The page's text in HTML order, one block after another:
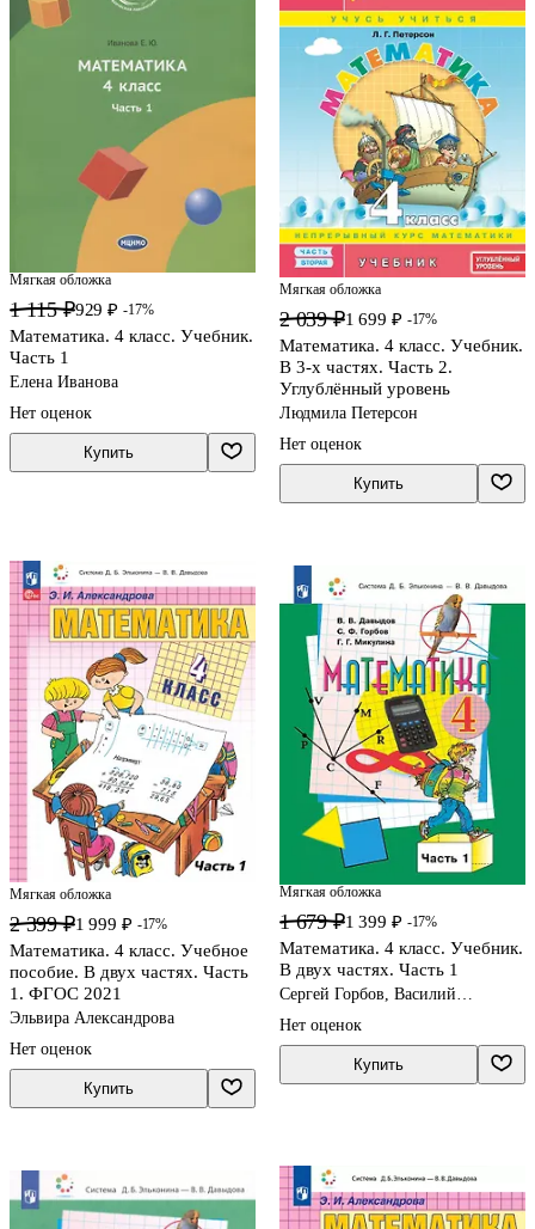
Мягкая обложка
1 115 ₽929 ₽ -17%
Математика. 4 класс. Учебник.
Часть 1
Елена Иванова
Нет оценок
Купить
Мягкая обложка
2 039 ₽1 699 ₽ -17%
Математика. 4 класс. Учебник.
В 3-х частях. Часть 2.
Углублённый уровень
Людмила Петерсон
Нет оценок
Купить
Мягкая обложка
2 399 ₽1 999 ₽ -17%
Математика. 4 класс. Учебное
пособие. В двух частях. Часть
1. ФГОС 2021
Эльвира Александрова
Нет оценок
Купить
Мягкая обложка
1 679 ₽1 399 ₽ -17%
Математика. 4 класс. Учебник.
В двух частях. Часть 1
Сергей Горбов, Василий
Нет оценок
Купить